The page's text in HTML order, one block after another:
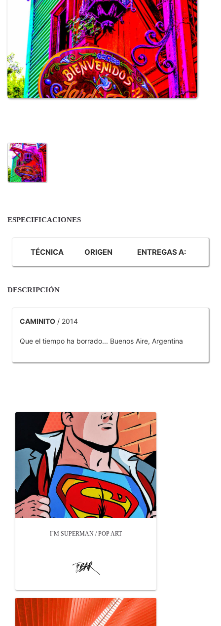
ESPECIFICACIONES
TÉCNICA ORIGEN ENTREGAS A:
DESCRIPCIÓN
CAMINITO / 2014
Que el tiempo ha borrado... Buenos Aire, Argentina
I´M SUPERMAN / POP ART